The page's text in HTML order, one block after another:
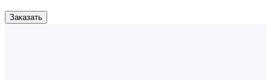
Заказать